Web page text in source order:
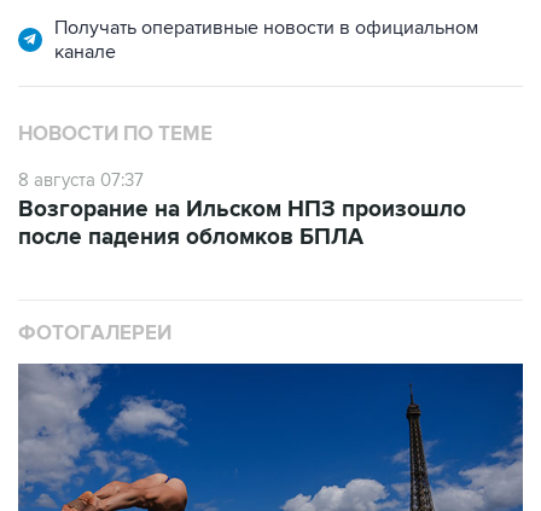
Получать оперативные новости в официальном
канале
НОВОСТИ ПО ТЕМЕ
8 августа 07:37
Возгорание на Ильском НПЗ произошло
после падения обломков БПЛА
ФОТОГАЛЕРЕИ